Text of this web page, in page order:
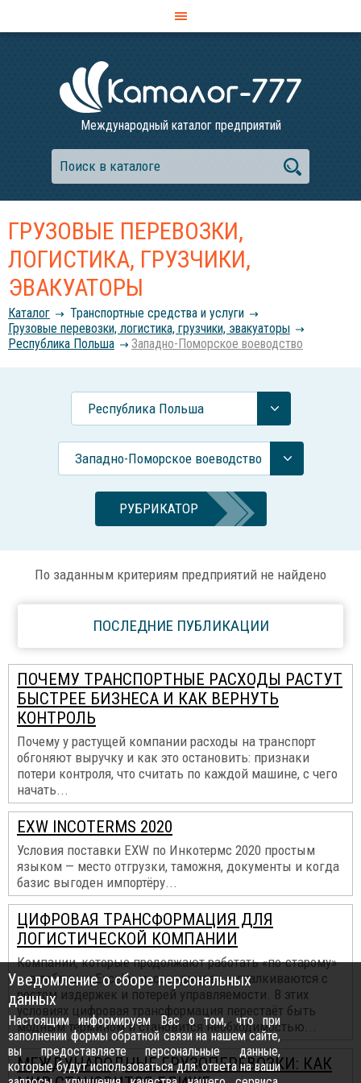
Международный каталог предприятий
ГРУЗОВЫЕ ПЕРЕВОЗКИ,
ЛОГИСТИКА, ГРУЗЧИКИ,
ЭВАКУАТОРЫ
Каталог
Транспортные средства и услуги
Грузовые перевозки, логистика, грузчики, эвакуаторы
Республика Польша
Западно-Поморское воеводство
Республика Польша
Западно-Поморское воеводство
РУБРИКАТОР
По заданным критериям предприятий не найдено
ПОСЛЕДНИЕ ПУБЛИКАЦИИ
ПОЧЕМУ ТРАНСПОРТНЫЕ РАСХОДЫ РАСТУТ
БЫСТРЕЕ БИЗНЕСА И КАК ВЕРНУТЬ
КОНТРОЛЬ
Почему у растущей компании расходы на транспорт
обгоняют выручку и как это остановить: признаки
потери контроля, что считать по каждой машине, с чего
начать...
EXW INCOTERMS 2020
Условия поставки EXW по Инкотермс 2020 простым
языком — место отгрузки, таможня, документы и когда
базис выгоден импортёру...
ЦИФРОВАЯ ТРАНСФОРМАЦИЯ ДЛЯ
ЛОГИСТИЧЕСКОЙ КОМПАНИИ
Компании, которые продолжают работать «по-старому»
— в таблицах Excel и мессенджерах — сталкиваются с
ростом издержек и потерей управляемости. В этих
условиях цифровая трансформация перестаёт быть
модным термином и становится необходимостью...
МЕЖДУНАРОДНЫЕ ГРУЗОПЕРЕВОЗКИ: КАК
Уведомление о сборе персональных
данных
Настоящим информируем Вас о том, что при
заполнении формы обратной связи на нашем сайте,
вы предоставляете персональные данные,
которые будут использоваться для: ответа на ваши